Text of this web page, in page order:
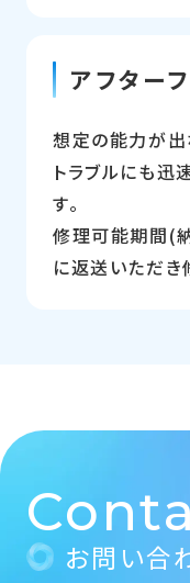
アフター
想定の能力が出
トラブルにも迅
す。
修理可能期間(
に返送いただき
お問い合